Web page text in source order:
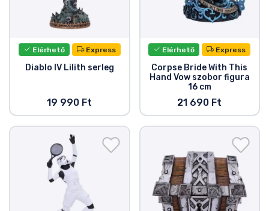
Elérhető Express
Diablo IV Lilith serleg
19 990 Ft
Elérhető Express
Corpse Bride With This
Hand Vow szobor figura
16 cm
21 690 Ft